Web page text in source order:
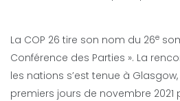
La COP 26 tire son nom du 26e
Conférence des Parties ». La
les nations s’est tenue à Glasgow,
premiers jours de novembre 2021